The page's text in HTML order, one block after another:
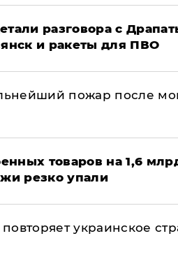
разговора с
и ракеты для ПВО
пожар после
товаров на 1,6
резко упали
украинское